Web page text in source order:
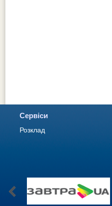
Сервіси
Розклад